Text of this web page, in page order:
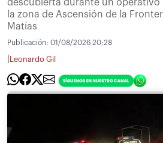
descubierta durante un operativo
la zona de Ascensión de la
Matías
Publicación: 01/08/2026 20:28
Leonardo Gil